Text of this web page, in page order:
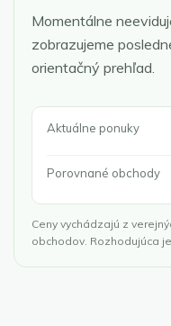
Momentálne
zobrazujeme
orientačný prehľad.
Aktuálne ponuky
Porovnané obchody
Ceny vychádzajú z
obchodov. Rozhodujúca